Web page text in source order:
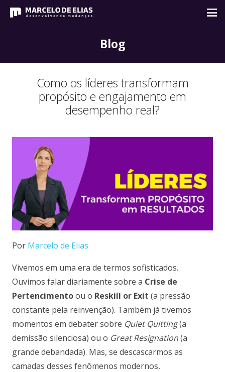
Blog
Como os líderes transformam
propósito e engajamento em
desempenho real?
Por Marcelo de Elias
Vivemos em uma era de termos sofisticados.
Ouvimos falar diariamente sobre a Crise de
Pertencimentoou o Reskill or Exit (a pressão
constante pela reinvenção). Também já tivemos
momentos em debater sobre Quiet Quitting(a
demissão silenciosa) ou o Great Resignation(a
grande debandada). Mas, se descascarmos as
camadas desses fenômenos modernos,